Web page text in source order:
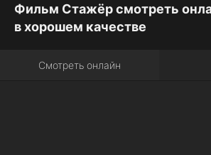
Фильм Стажёр смотреть
в хорошем качестве
Смотреть онлайн